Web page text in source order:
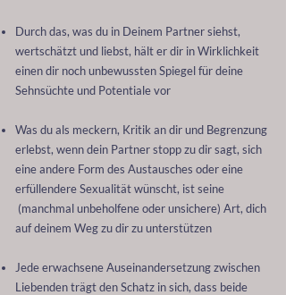
Durch das, was du in Deinem Partner siehst,
wertschätzt und liebst, hält er dir in Wirklichkeit
einen dir noch unbewussten Spiegel für deine
Sehnsüchte und Potentiale vor
Was du als meckern, Kritik an dir und Begrenzung
erlebst, wenn dein Partnerstopp zu dir sagt, sich
eine andere Form des Austausches oder eine
erfüllendere Sexualität wünscht, ist seine
(manchmal unbeholfene oder unsichere) Art, dich
auf deinem Weg zu dir zu unterstützen
Jede erwachsene Auseinandersetzung zwischen
Liebenden trägt den Schatz in sich, dass beide